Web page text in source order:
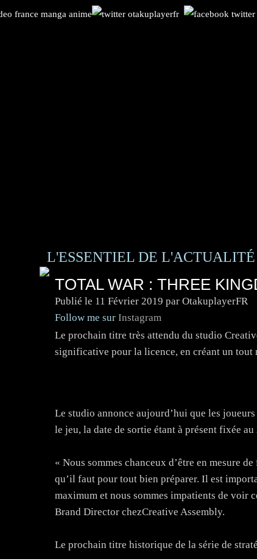
L'ESSENTIEL DE
TOTAL WAR : THREE
Publié le 11 Février 2019 par OtakuplayerFR
Follow me sur Instagram
Le prochain titre très attendu du studio
significative pour la licence, en créant un
Le studio annonce aujourd’hui que les
le jeu, la date de sortie étant à présent fixée
« Nous sommes chanceux d’être en mesure
qu’il faut pour tout bien préparer. Il est
maximum et nous sommes impatients de voir
Brand Director chezCreative Assembly.
Le prochain titre historique de la série de